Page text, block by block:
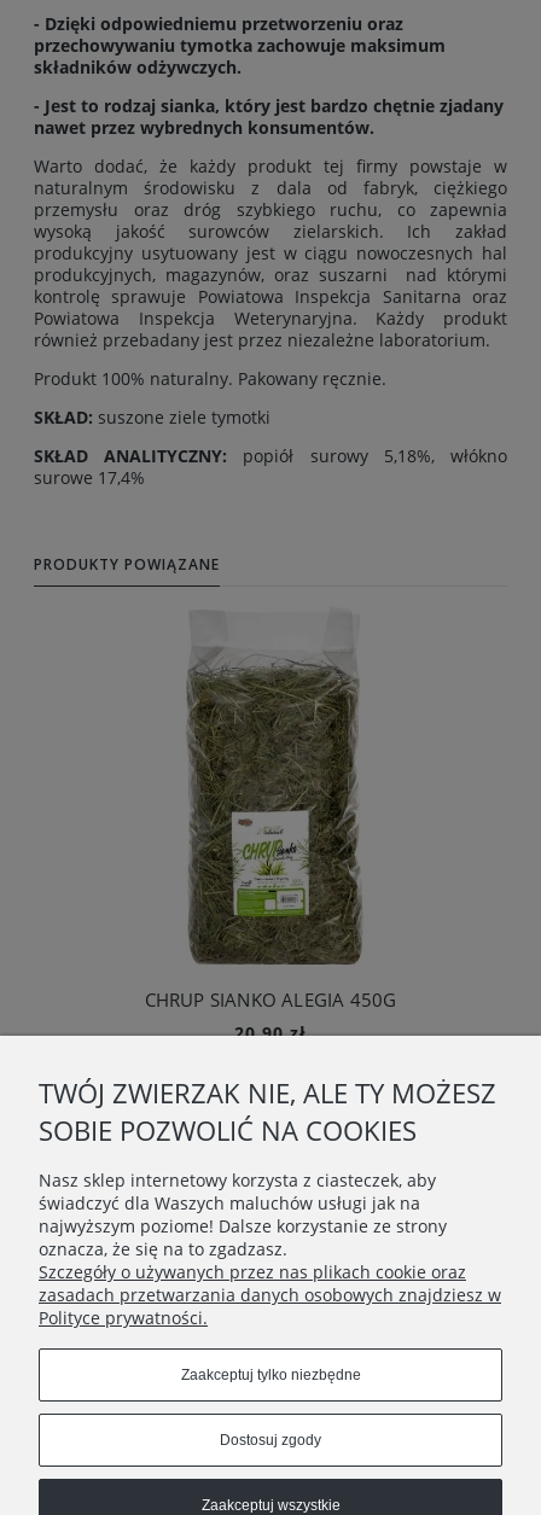
- Dzięki odpowiedniemu przetworzeniu oraz
przechowywaniu tymotka zachowuje maksimum
składników odżywczych.
- Jest to rodzaj sianka, który jest bardzo chętnie zjadany
nawet przez wybrednych konsumentów.
Warto dodać, że każdy produkt tej firmy powstaje w
naturalnym środowisku z dala od fabryk, ciężkiego
przemysłu oraz dróg szybkiego ruchu, co zapewnia
wysoką jakość surowców zielarskich. Ich zakład
produkcyjny usytuowany jest w ciągu nowoczesnych hal
produkcyjnych, magazynów, oraz suszarni nad którymi
kontrolę sprawuje Powiatowa Inspekcja Sanitarna oraz
Powiatowa Inspekcja Weterynaryjna. Każdy produkt
również przebadany jest przez niezależne laboratorium.
Produkt 100% naturalny. Pakowany ręcznie.
SKŁAD: suszone ziele tymotki
SKŁAD ANALITYCZNY: popiół surowy 5,18%, włókno
surowe 17,4%
PRODUKTY POWIĄZANE
CHRUP SIANKO ALEGIA 450G
20,90 zł
O NAS
OBSŁUGA KLIENTA
POMOC
MOJE KONTO
Connect with us
Copyrights © 2020 - BunnyMommy.pl
TWÓJ ZWIERZAK NIE, ALE TY MOŻESZ
SOBIE POZWOLIĆ NA COOKIES
Nasz sklep internetowy korzysta z ciasteczek, aby
świadczyć dla Waszych maluchów usługi jak na
najwyższym poziome! Dalsze korzystanie ze strony
oznacza, że się na to zgadzasz.
Szczegóły o używanych przez nas plikach cookie oraz
zasadach przetwarzania danych osobowych znajdziesz w
Polityce prywatności.
Zaakceptuj tylko niezbędne
Dostosuj zgody
Zaakceptuj wszystkie